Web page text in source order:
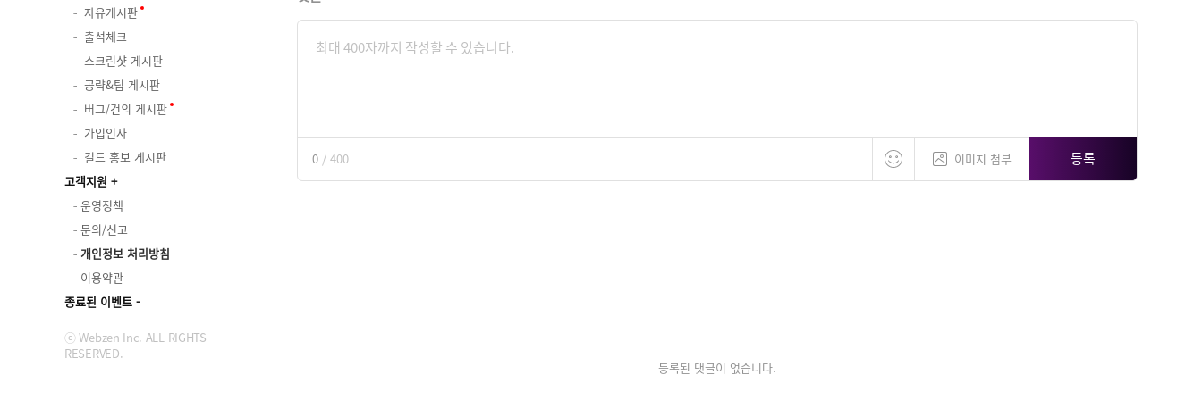
자유게시판
출석체크
스크린샷 게시판
공략&팁 게시판
버그/건의 게시판
가입인사
길드 홍보 게시판
고객지원
운영정책
문의/신고
개인정보 처리방침
이용약관
종료된 이벤트
ⓒ Webzen Inc. ALL RIGHTS
RESERVED.
0 / 400 이미지 첨부 등록
등록된 댓글이 없습니다.